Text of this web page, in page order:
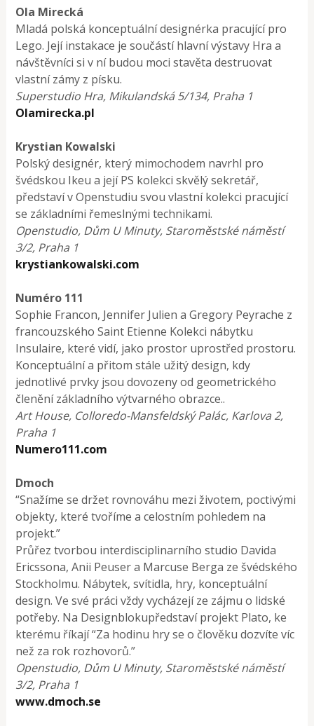
Ola Mirecká
Mladá polská konceptuální designérka pracující pro
Lego. Její instakace je součástí hlavní výstavy Hra a
návštěvníci si v ní budou moci stavěta destruovat
vlastní zámy z písku.
Superstudio Hra, Mikulandská 5/134, Praha 1
Olamirecka.pl
Krystian Kowalski
Polský designér, který mimochodem navrhl pro
švédskou Ikeu a její PS kolekci skvělý sekretář,
představí v Openstudiu svou vlastní kolekci pracující
se základními řemeslnými technikami.
Openstudio, Dům U Minuty, Staroměstské náměstí
3/2, Praha 1
krystiankowalski.com
Numéro 111
Sophie Francon, Jennifer Julien a Gregory Peyrache z
francouzského Saint Etienne Kolekci nábytku
Insulaire, které vidí, jako prostor uprostřed prostoru.
Konceptuální a přitom stále užitý design, kdy
jednotlivé prvky jsou dovozeny od geometrického
členění základního výtvarného obrazce..
Art House, Colloredo-Mansfeldský Palác, Karlova 2,
Praha 1
Numero111.com
Dmoch
“Snažíme se držet rovnováhu mezi životem, poctivými
objekty, které tvoříme a celostním pohledem na
projekt.”
Průřez tvorbou interdisciplinarního studio Davida
Ericssona, Anii Peuser a Marcuse Berga ze švédského
Stockholmu. Nábytek, svítidla, hry, konceptuální
design. Ve své práci vždy vycházejí ze zájmu o lidské
potřeby. Na Designblokupředstaví projekt Plato, ke
kterému říkají “Za hodinu hry se o člověku dozvíte víc
než za rok rozhovorů.”
Openstudio, Dům U Minuty, Staroměstské náměstí
3/2, Praha 1
www.dmoch.se